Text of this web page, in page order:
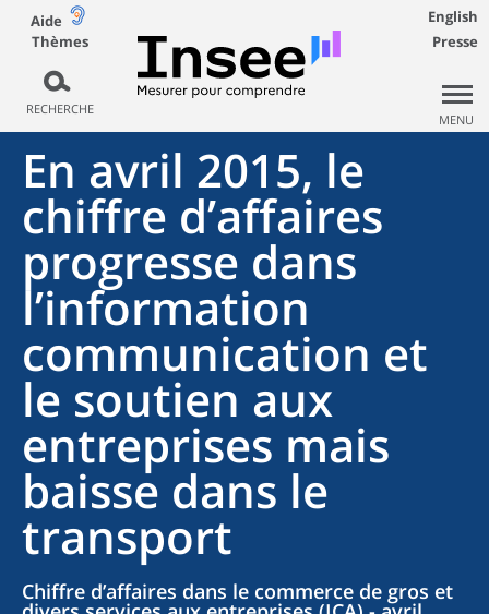
Aide
Thèmes
RECHERCHE
English
Presse
MENU
En avril 2015, le
chiffre d’affaires
progresse dans
l’information
communication et
le soutien aux
entreprises mais
baisse dans le
transport
Chiffre d’affaires dans le commerce de gros et